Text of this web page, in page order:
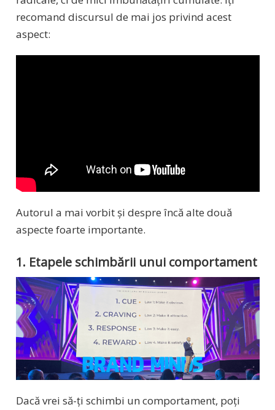
recomand discursul de mai jos privind acest
aspect:
Autorul a mai vorbit și despre încă alte două
aspecte foarte importante.
1. Etapele schimbării unui comportament
Dacă vrei să-ți schimbi un comportament, poți